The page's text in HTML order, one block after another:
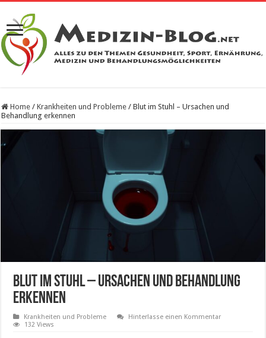
Home / Krankheiten und Probleme / Blut im Stuhl – Ursachen und
Behandlung erkennen
Blut im Stuhl – Ursachen und Behandlung
erkennen
Krankheiten und Probleme
Hinterlasse einen Kommentar
132 Views